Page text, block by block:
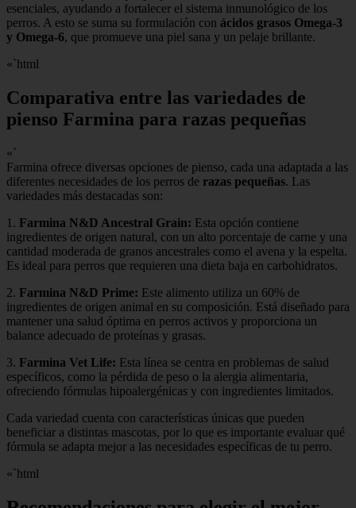
esenciales, ayudando a fortalecer el sistema inmunológico de los
perros. A esto se suma su formulación con ácidos grasos Omega-3
y Omega-6, que promueve una piel sana y un pelaje brillante.
«`html
Comparativa entre las variedades de
pienso Farmina para razas pequeñas
«`
Farmina ofrece diversas opciones de pienso, cada una adaptada a las
diferentes necesidades de los perros de razas pequeñas. Las
variedades más destacadas son:
1. Farmina N&D Ancestral Grain: Esta opción contiene
ingredientes de origen natural, con un alto porcentaje de carne y una
cantidad moderada de granos ancestrales como el avena y la espelta.
Es ideal para perros que requieren una dieta baja en carbohidratos.
2. Farmina N&D Prime: Este alimento utiliza un 60% de
ingredientes de origen animal en su composición. Está diseñado para
mantener una salud óptima en perros activos y proporciona un
balance adecuado de proteínas y grasas.
3. Farmina Vet Life: Esta línea se centra en problemas de salud
específicos, como la pérdida de peso o la alergia alimentaria,
ofreciendo fórmulas hipoalergénicas y con ingredientes limitados.
Cada variedad cuenta con características únicas que pueden
beneficiar a distintas mascotas, por lo que es importante evaluar qué
fórmula se adapta mejor a las necesidades específicas de tu perro.
«`html